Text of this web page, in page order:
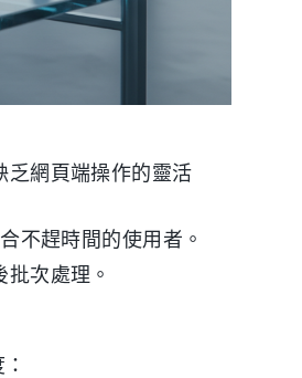
乏網頁端操作的靈活
不趕時間的使用者。
次處理。